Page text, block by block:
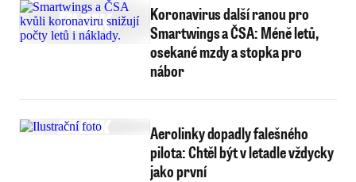
Koronavirus další ranou pro
Smartwings a ČSA: Méně letů,
osekané mzdy a stopka pro
nábor
Aerolinky dopadly falešného
pilota: Chtěl být v letadle vždycky
jako první